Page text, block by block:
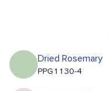
Dried Rosemary
PPG1130-4